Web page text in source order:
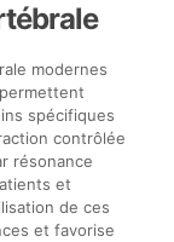
modernes
spécifiques
contrôlée
résonance
et
de ces
et favorise